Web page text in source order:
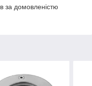
за домовленістю